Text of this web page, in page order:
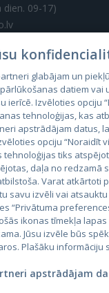
dien. 09-17)
glabājam un
datiem vai
ierīcē. Izvēloties opciju
tehnoloģijas, kas
apstrādājam datus,
opciju “Noraidīt
tehnoloģijas tiks
daļa no redzamā
Varat atkārtoti
savu izvēli vai
“Privātuma
ikonas tīmekļa
Jūsu izvēle būs
Plašāku informāciju
apstrādājam